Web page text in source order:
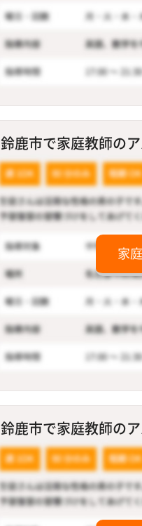
鈴鹿市で家庭教師の
家
鈴鹿市で家庭教師の